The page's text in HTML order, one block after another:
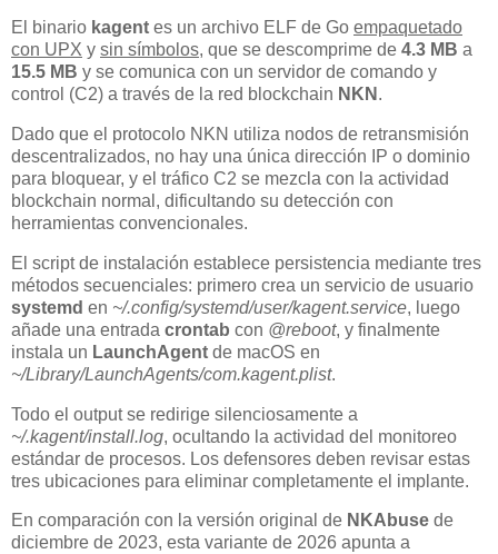
El binario kagent es un archivo ELF de Go empaquetado
con UPX y sin símbolos, que se descomprime de 4.3 MB a
15.5 MB y se comunica con un servidor de comando y
control (C2) a través de la red blockchain NKN .
Dado que el protocolo NKN utiliza nodos de retransmisión
descentralizados, no hay una única dirección IP o dominio
para bloquear, y el tráfico C2 se mezcla con la actividad
blockchain normal, dificultando su detección con
herramientas convencionales.
El script de instalación establece persistencia mediante tres
métodos secuenciales: primero crea un servicio de usuario
systemd en ~/.config/systemd/user/kagent.service, luego
añade una entrada crontab con @reboot, y finalmente
instala un LaunchAgent de macOS en
~/Library/LaunchAgents/com.kagent.plist.
Todo el output se redirige silenciosamente a
~/.kagent/install.log, ocultando la actividad del monitoreo
estándar de procesos. Los defensores deben revisar estas
tres ubicaciones para eliminar completamente el implante.
En comparación con la versión original de NKAbuse de
diciembre de 2023, esta variante de 2026 apunta a